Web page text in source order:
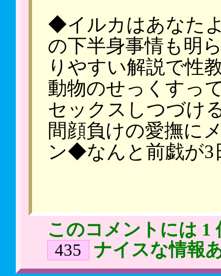
◆イルカはあなた
の下半身事情も明
りやすい解説で性
動物のせっくすっ
セックスしつづけ
間顔負けの愛撫に
ン◆なんと前戯が
このコメントには 1
435 ナイスな情報